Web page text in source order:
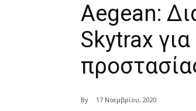
Aegean:
Skytrax
By 17 Νοεμβρίου, 2020